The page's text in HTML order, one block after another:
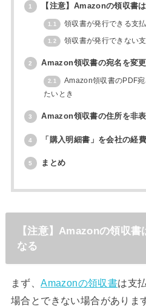
1 【注意】Amazonの領収書
1.1 領収書が発行できる支
1.2 領収書が発行できない
2 Amazon領収書の宛名を変
2.1
Amazon領収書のPDF
たいとき
3 Amazon領収書の住所を非
4 「購入明細書」を会社の経
5 まとめ
【注意】Amazonの領収
なる
まず、Amazonの領収書は支
場合とできない場合がありま